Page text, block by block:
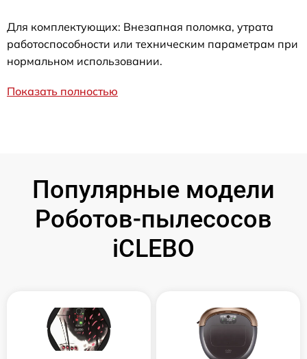
Для комплектующих: Внезапная поломка, утрата
работоспособности или техническим параметрам при
нормальном использовании.
Показать полностью
Популярные модели
Роботов-пылесосов
iCLEBO